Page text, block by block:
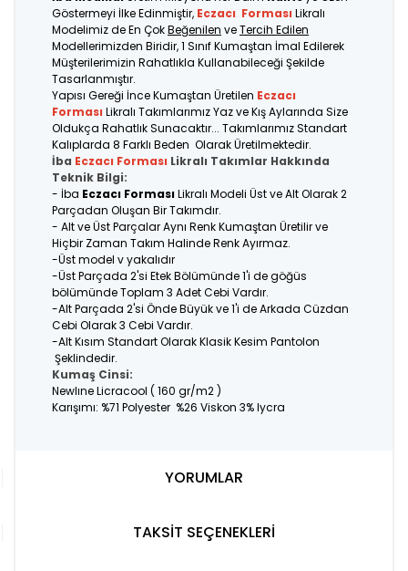
Göstermeyi İlke Edinmiştir, Eczacı Forması Likralı
Modelimiz de En ÇokBeğenilen veTercih Edilen
Modellerimizden Biridir, 1 Sınıf Kumaştan İmal Edilerek
Müşterilerimizin Rahatlıkla Kullanabileceği Şekilde
Tasarlanmıştır.
Yapısı Gereği İnce Kumaştan Üretilen Eczacı
Forması Likralı Takımlarımız Yaz ve Kış Aylarında Size
Oldukça Rahatlık Sunacaktır... Takımlarımız Standart
Kalıplarda 8 Farklı Beden Olarak Üretilmektedir.
İba Eczacı Forması Likralı Takımlar Hakkında
Teknik Bilgi:
- İba Eczacı FormasıLikralı Modeli Üst ve Alt Olarak 2
Parçadan Oluşan Bir Takımdır.
- Alt ve Üst Parçalar Aynı Renk Kumaştan Üretilir ve
Hiçbir Zaman Takım Halinde Renk Ayırmaz.
-Üst model v yakalıdır
-Üst Parçada 2'si Etek Bölümünde 1'i de göğüs
bölümünde Toplam 3 Adet Cebi Vardır.
-Alt Parçada 2'si Önde Büyük ve 1'i de Arkada Cüzdan
Cebi Olarak 3 Cebi Vardır.
-Alt Kısım Standart Olarak Klasik Kesim Pantolon
Şeklindedir.
Kumaş Cinsi:
Newlıne Licracool ( 160 gr/m2 )
Karışımı: %71 Polyester %26 Viskon 3% lycra
YORUMLAR
TAKSİT SEÇENEKLERİ